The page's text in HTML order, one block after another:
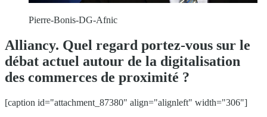
Pierre-Bonis-DG-Afnic
Alliancy. Quel regard portez-vous sur le
débat actuel autour de la digitalisation
des commerces de proximité ?
[caption id="attachment_87380" align="alignleft" width="306"]